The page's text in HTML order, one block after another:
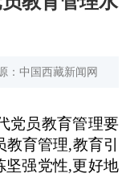
：中国西藏新闻网
党员教育管理要
教育管理,教育引
坚强党性,更好地